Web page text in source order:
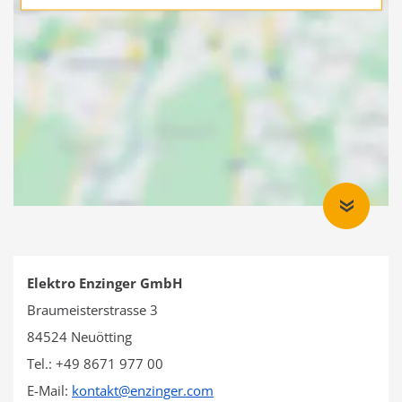
Elektro Enzinger GmbH
Braumeisterstrasse 3
84524 Neuötting
Tel.: +49 8671 977 00
E-Mail: kontakt@enzinger.com